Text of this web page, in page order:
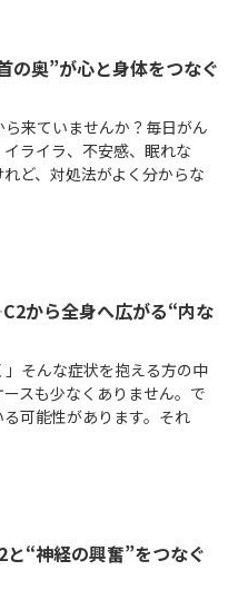
の奥”が心と身体をつなぐ
ら来ていませんか？毎日がん
ライラ、不安感、眠れな
ど、対処法がよく分からな
から全身へ広がる“内な
」そんな症状を抱える方の中
スも少なくありません。で
可能性があります。それ
“神経の興奮”をつなぐ